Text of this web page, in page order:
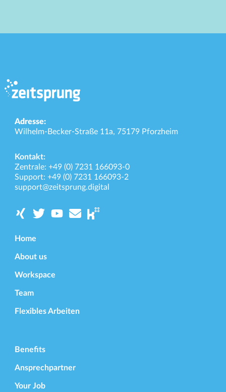
Adresse:
Wilhelm-Becker-Straße 11a, 75179 Pforzheim
Kontakt:
Zentrale:+49 (0) 7231 166093-0
Support:+49 (0) 7231 166093-2
support@zeitsprung.digital
Home
About us
Workspace
Team
Flexibles Arbeiten
Benefits
Ansprechpartner
Your Job